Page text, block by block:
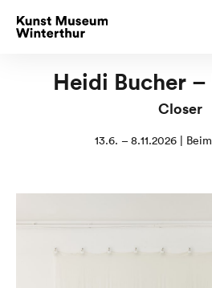
Heidi Bucher
Closer
13.6. – 8.11.2026 |